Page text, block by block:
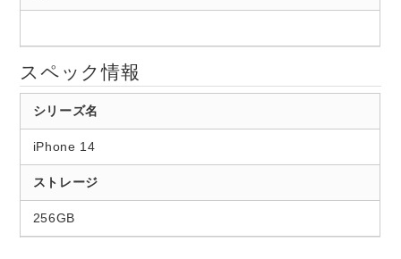
スペック情報
シリーズ名
iPhone 14
ストレージ
256GB